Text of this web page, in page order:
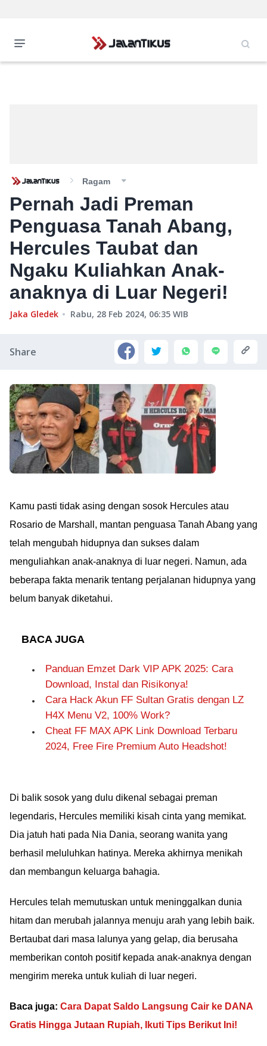
Ragam
Pernah Jadi Preman
Penguasa Tanah Abang,
Hercules Taubat dan
Ngaku Kuliahkan Anak-
anaknya di Luar Negeri!
Jaka Gledek Rabu, 28 Feb 2024, 06:35 WIB
Share
Kamu pasti tidak asing dengan sosok Hercules atau
Rosario de Marshall, mantan penguasa Tanah Abang yang
telah mengubah hidupnya dan sukses dalam
menguliahkan anak-anaknya di luar negeri. Namun, ada
beberapa fakta menarik tentang perjalanan hidupnya yang
belum banyak diketahui.
BACA JUGA
Panduan Emzet Dark VIP APK 2025: Cara
Download, Instal dan Risikonya!
Cara Hack Akun FF Sultan Gratis dengan LZ
H4X Menu V2, 100% Work?
Cheat FF MAX APK Link Download Terbaru
2024, Free Fire Premium Auto Headshot!
Di balik sosok yang dulu dikenal sebagai preman
legendaris, Hercules memiliki kisah cinta yang memikat.
Dia jatuh hati pada Nia Dania, seorang wanita yang
berhasil meluluhkan hatinya. Mereka akhirnya menikah
dan membangun keluarga bahagia.
Hercules telah memutuskan untuk meninggalkan dunia
hitam dan merubah jalannya menuju arah yang lebih baik.
Bertaubat dari masa lalunya yang gelap, dia berusaha
memberikan contoh positif kepada anak-anaknya dengan
mengirim mereka untuk kuliah di luar negeri.
Baca juga: Cara Dapat Saldo Langsung Cair ke DANA
Gratis Hingga Jutaan Rupiah, Ikuti Tips Berikut Ini!